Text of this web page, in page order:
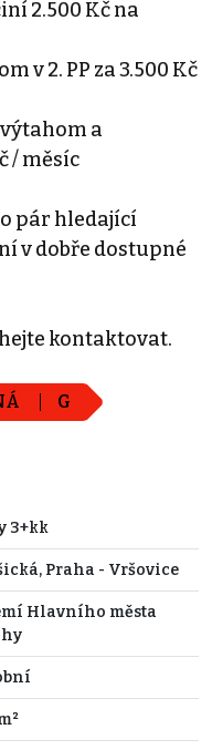
2.500 Kč na
v 2. PP za 3.500 Kč
a
/ měsíc
pár hledající
v dobře dostupné
kontaktovat.
G
3+kk
Praha - Vršovice
Hlavního města